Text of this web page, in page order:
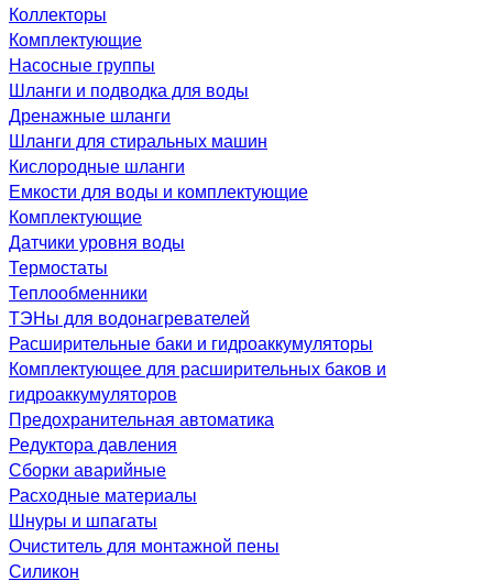
Коллекторы
Комплектующие
Насосные группы
Шланги и подводка для воды
Дренажные шланги
Шланги для стиральных машин
Кислородные шланги
Емкости для воды и комплектующие
Комплектующие
Датчики уровня воды
Термостаты
Теплообменники
ТЭНы для водонагревателей
Расширительные баки и гидроаккумуляторы
Комплектующее для расширительных баков и
гидроаккумуляторов
Предохранительная автоматика
Редуктора давления
Сборки аварийные
Расходные материалы
Шнуры и шпагаты
Очиститель для монтажной пены
Силикон